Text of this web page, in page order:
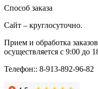
Способ заказа
Сайт – круглосуточно.
Прием и обработка
осуществляется с 9:00 до
Телефон:: 8-913-892-96-82